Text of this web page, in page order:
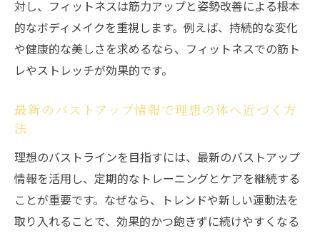
対し、フィットネスは筋力アップと姿勢改善による根本
的なボディメイクを重視します。例えば、持続的な変化
や健康的な美しさを求めるなら、フィットネスでの筋ト
レやストレッチが効果的です。
最新のバストアップ情報で理想の体へ近づく方
法
理想のバストラインを目指すには、最新のバストアップ
情報を活用し、定期的なトレーニングとケアを継続する
ことが重要です。なぜなら、トレンドや新しい運動法を
取り入れることで、効果的かつ飽きずに続けやすくなる